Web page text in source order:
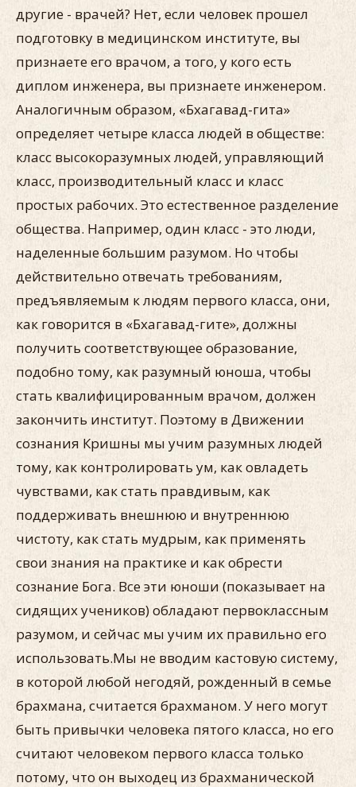
другие - врачей? Нет, если человек прошел
подготовку в медицинском институте, вы
признаете его врачом, а того, у кого есть
диплом инженера, вы признаете инженером.
Аналогичным образом, «Бхагавад-гита»
определяет четыре класса людей в обществе:
класс высокоразумных людей, управляющий
класс, производительный класс и класс
простых рабочих. Это естественное разделение
общества. Например, один класс - это люди,
наделенные большим разумом. Но чтобы
действительно отвечать требованиям,
предъявляемым к людям первого класса, они,
как говорится в «Бхагавад-гите», должны
получить соответствующее образование,
подобно тому, как разумный юноша, чтобы
стать квалифицированным врачом, должен
закончить институт. Поэтому в Движении
сознания Кришны мы учим разумных людей
тому, как контролировать ум, как овладеть
чувствами, как стать правдивым, как
поддерживать внешнюю и внутреннюю
чистоту, как стать мудрым, как применять
свои знания на практике и как обрести
сознание Бога. Все эти юноши (показывает на
сидящих учеников) обладают первоклассным
разумом, и сейчас мы учим их правильно его
использовать.Мы не вводим кастовую систему,
в которой любой негодяй, рожденный в семье
брахмана, считается брахманом. У него могут
быть привычки человека пятого класса, но его
считают человеком первого класса только
потому, что он выходец из брахманической